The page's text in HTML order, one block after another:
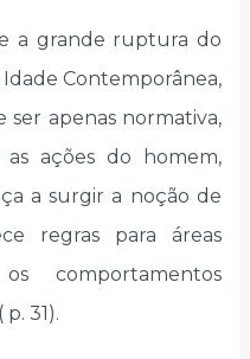
a grande ruptura do
Contemporânea,
ser apenas normativa,
ações do homem,
a surgir a noção de
regras para áreas
comportamentos
31).